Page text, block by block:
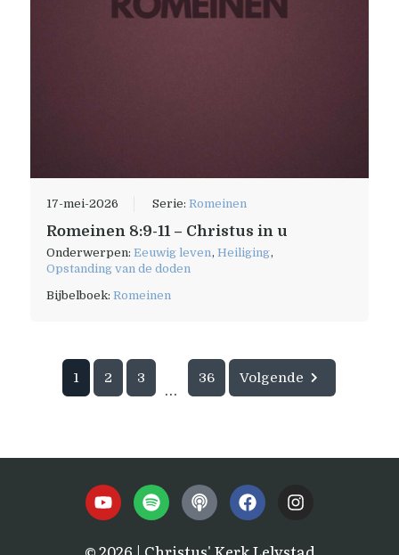
17-mei-2026 Serie: Romeinen
Romeinen 8:9-11 – Christus in u
Onderwerpen: Eeuwig leven , Heiliging,
Opstanding van de doden
Bijbelboek: Romeinen
1 2 3
...
36 Volgende